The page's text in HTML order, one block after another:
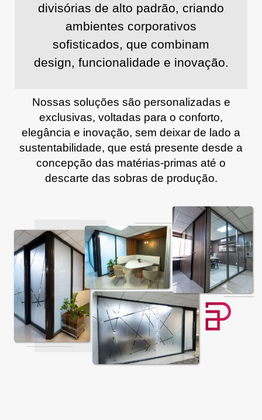
divisórias de alto padrão, criando
ambientes corporativos
sofisticados, que combinam
design, funcionalidade e inovação.
Nossas soluções são personalizadas e
exclusivas, voltadas para o conforto,
elegância e inovação, sem deixar de lado a
sustentabilidade, que está presente desde a
concepção das matérias-primas até o
descarte das sobras de produção.